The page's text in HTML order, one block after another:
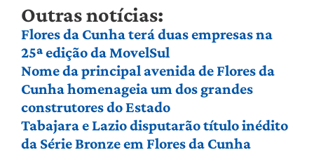
Outras notícias:
Flores da Cunha terá duas empresas na
25ª edição da MovelSul
Nome da principal avenida de Flores da
Cunha homenageia um dos grandes
construtores do Estado
Tabajara e Lazio disputarão título inédito
da Série Bronze em Flores da Cunha